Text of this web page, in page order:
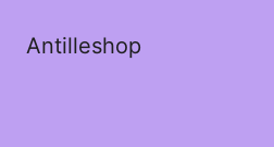
Antilleshop